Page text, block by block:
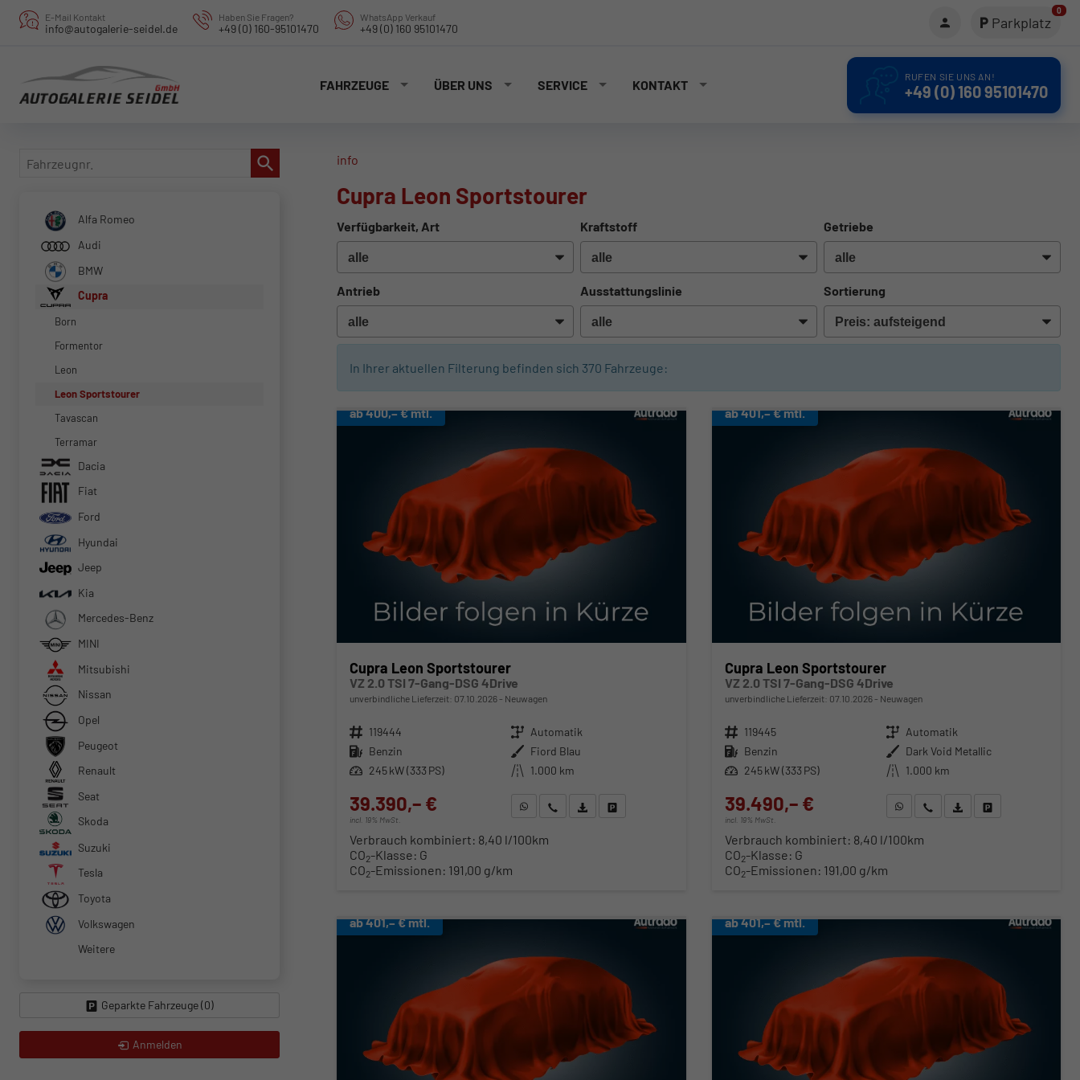
E-Mail Kontakt
info@autogalerie-seidel.de
Haben Sie Fragen?
+49 (0) 160-95101470
WhatsApp Verkauf
+49 (0) 160 95101470 Parkplatz
0
FAHRZEUGE ÜBER UNS SERVICE KONTAKT
RUFEN SIE UNS AN!
+49 (0) 160 95101470
info
Cupra Leon Sportstourer
Verfügbarkeit, Art Kraftstoff Getriebe
Antrieb Ausstattungslinie Sortierung
In Ihrer aktuellen Filterung befinden sich 370 Fahrzeuge:
ab 400,– € mtl.
Cupra Leon Sportstourer
VZ 2.0 TSI 7-Gang-DSG 4Drive
unverbindliche Lieferzeit: 07.10.2026 Neuwagen
Fahrzeugnr. 119444 Getriebe Automatik
Kraftstoff Benzin Außenfarbe Fiord Blau
Leistung 245 kW (333 PS) Kilometerstand 1.000 km
39.390,– €
incl. 19% MwSt.
WhatsApp anfragen
Wir rufen Sie anFahrzeugexposé (PDF)
Verbrauch kombiniert: 8,40 l/100km
CO2-Klasse: G
CO2-Emissionen: 191,00 g/km
ab 401,– € mtl.
Cupra Leon Sportstourer
VZ 2.0 TSI 7-Gang-DSG 4Drive
unverbindliche Lieferzeit: 07.10.2026 Neuwagen
Fahrzeugnr. 119445 Getriebe Automatik
Kraftstoff Benzin Außenfarbe Dark Void Metallic
Leistung 245 kW (333 PS) Kilometerstand 1.000 km
39.490,– €
incl. 19% MwSt.
WhatsApp anfragen
Wir rufen Sie anFahrzeugexposé (PDF)
Fahrzeug parken
Verbrauch kombiniert: 8,40 l/100km
CO2-Klasse: G
CO2-Emissionen: 191,00 g/km
ab 401,– € mtl. ab 401,– € mtl.
Fahrzeugnr.
Alfa Romeo
Audi
BMW
Cupra
Born
Formentor
Leon
Leon Sportstourer
Tavascan
Terramar
Dacia
Fiat
Ford
Hyundai
Jeep
Kia
Mercedes-Benz
MINI
Mitsubishi
Nissan
Opel
Peugeot
Renault
Seat
Skoda
Suzuki
Tesla
Toyota
Volkswagen
Weitere
Geparkte Fahrzeuge (0)
Anmelden